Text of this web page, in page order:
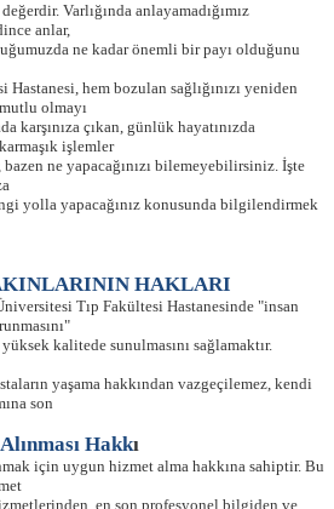
Varlığında anlayamadığımız
anlar,
ne kadar önemli bir payı olduğunu
hem bozulan sağlığınızı yeniden
olmayı
karşınıza çıkan, günlük hayatınızda
işlemler
bazen ne yapacağınızı bilemeyebilirsiniz. İşte
yolla yapacağınız konusunda bilgilendirmek
HAKLARI
Tıp Fakültesi Hastanesinde "insan
kalitede sunulmasını sağlamaktır.
yaşama hakkından vazgeçilemez, kendi
son
Hakkı
için uygun hizmet alma hakkına sahiptir. Bu
en son profesyonel bilgiden ve